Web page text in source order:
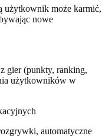
użytkownik może karmić,
nowe
gier (punkty, ranking,
użytkowników w
automatyczne